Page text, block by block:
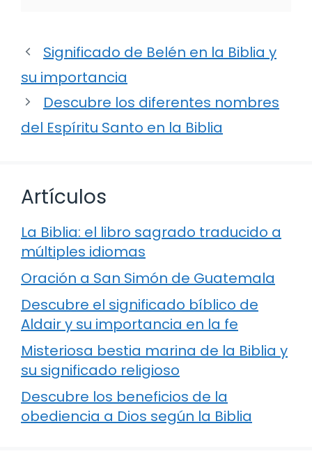
Significado de Belén en la Biblia y
su importancia
Descubre los diferentes nombres
del Espíritu Santo en la Biblia
Artículos
La Biblia: el libro sagrado traducido a
múltiples idiomas
Oración a San Simón de Guatemala
Descubre el significado bíblico de
Aldair y su importancia en la fe
Misteriosa bestia marina de la Biblia y
su significado religioso
Descubre los beneficios de la
obediencia a Dios según la Biblia